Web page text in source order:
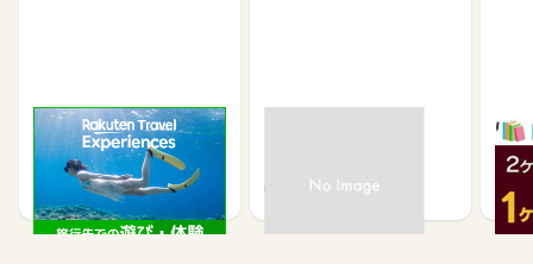
楽天トラベル観光体験
2.5% 1.3%
い